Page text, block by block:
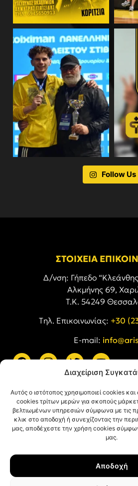
Διαχείριση
Αυτός ο ιστότοπος χρησιμοποιεί cookies
cookies τρίτων μερών για σκοπούς
βελτιωμένων υπηρεσιών σύμφωνα με τις
κλικ στο αποδοχή ή συνεχίζοντας την
μας, αποδέχεστε την χρήση cookies
μας.
Αποδοχή
Follow Us
ΣΤΟΙΧΕΙΑ
Δ/νση: Γήπεδο “Κλεάνθης
Αλκμήνης 69,
Τ.Κ. 54249
Tηλ. Επικοινωνίας: +30
E-mail:
Όροι Χρήσης